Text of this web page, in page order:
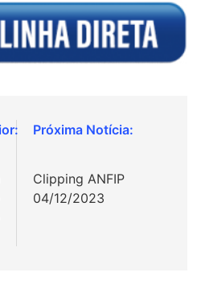
Clipping ANFIP
04/12/2023